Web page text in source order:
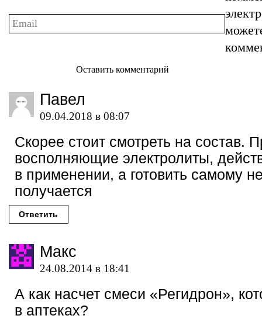
Оставить комментарий
Павел
09.04.2018 в 08:07
Скорее стоит смотреть на состав.
восполняющие электролиты,
в применении, а готовить самому
получается
Ответить
Макс
24.08.2014 в 18:41
А как насчет смеси «Регидрон»,
в аптеках?